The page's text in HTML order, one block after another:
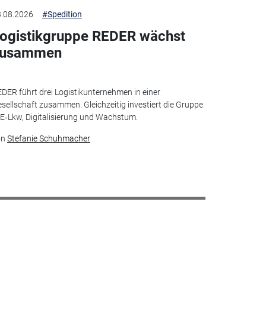
#Spedition
REDER wächst
führt drei Logistikunternehmen in einer
zusammen. Gleichzeitig investiert die Gruppe
Digitalisierung und Wachstum.
Stefanie Schuhmacher